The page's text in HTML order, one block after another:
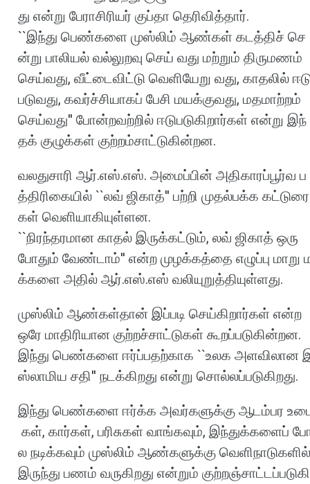
து என்று பேராசிரியர் குப்தா தெரிவித்தார்.
``இந்து பெண்களை முஸ்லிம் ஆண்கள் கடத்திச் செ
ன்று பாலியல் வல்லுறவு செய் வது மற்றும் திருமணம்
செய்வது, வீட்டைவிட்டு வெளியேறு வது, காதலில்
படுவது, கவர்ச்சியாகப் பேசி மயக்குவது, மதமாற்றம்
செய்வது'' போன்றவற்றில் ஈடுபடுகிறார்கள் என்று இந்
தக் குழுக்கள் குற்றம்சாட்டுகின்றன.
வலதுசாரி ஆர்.எஸ்.எஸ். அமைப்பின் அதிகாரப்பூர்வ ப
த்திரிகையில் ``லவ் ஜிகாத்'' பற்றி முதல்பக்க கட்டுரை
கள் வெளியாகியுள்ளன.
``நிரந்தரமான காதல் இருக்கட்டும், லவ் ஜிகாத் ஒரு
போதும் வேண்டாம்'' என்ற முழக்கத்தை எழுப்பு மாறு
க்களை அதில் ஆர்.எஸ்.எஸ் வலியுறுத்தியுள்ளது.
முஸ்லிம் ஆண்கள்தான் இப்படி செய்கிறார்கள் என்ற
ஒரே மாதிரியான குற்றச்சாட்டுகள் கூறப்படுகின்றன.
இந்து பெண்களை ஈர்ப்பதற்காக ``உலக அளவிலான
ஸ்லாமிய சதி'' நடக்கிறது என்று சொல்லப்படுகிறது.
இந்து பெண்களை ஈர்க்க அவர்களுக்கு ஆடம்பர
கள், கார்கள், பரிசுகள் வாங்கவும், இந்துக்களைப்
ல நடிக்கவும் முஸ்லிம் ஆண்களுக்கு வெளிநாடுகளில்
இருந்து பணம் வருகிறது என்றும் குற்றஞ்சாட்டப்படுகி